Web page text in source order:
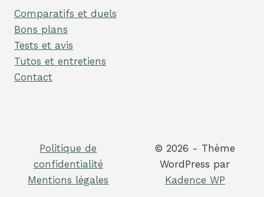
Comparatifs et duels
Bons plans
Tests et avis
Tutos et entretiens
Contact
Politique de
confidentialité
Mentions légales
© 2026 - Thème
WordPress par
Kadence WP